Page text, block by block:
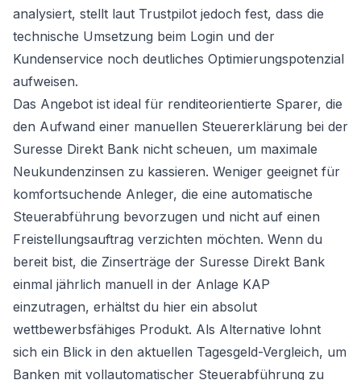
analysiert, stellt laut Trustpilot jedoch fest, dass die
technische Umsetzung beim Login und der
Kundenservice noch deutliches Optimierungspotenzial
aufweisen.
Das Angebot ist ideal für renditeorientierte Sparer, die
den Aufwand einer manuellen Steuererklärung bei der
Suresse Direkt Bank nicht scheuen, um maximale
Neukundenzinsen zu kassieren. Weniger geeignet für
komfortsuchende Anleger, die eine automatische
Steuerabführung bevorzugen und nicht auf einen
Freistellungsauftrag verzichten möchten. Wenn du
bereit bist, die Zinserträge der Suresse Direkt Bank
einmal jährlich manuell in der Anlage KAP
einzutragen, erhältst du hier ein absolut
wettbewerbsfähiges Produkt. Als Alternative lohnt
sich ein Blick in den aktuellen Tagesgeld-Vergleich, um
Banken mit vollautomatischer Steuerabführung zu